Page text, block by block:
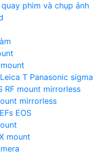
phim và chụp ảnh
T Panasonic
RF mount mirrorless
mirrorless
EOS
mount